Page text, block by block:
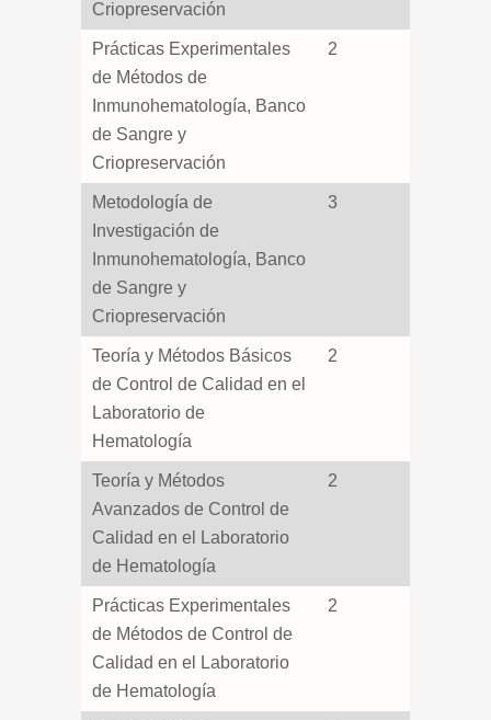
Criopreservación
Prácticas Experimentales
de Métodos de
Inmunohematología, Banco
de Sangre y
Criopreservación
2
Metodología de
Investigación de
Inmunohematología, Banco
de Sangre y
Criopreservación
3
Teoría y Métodos Básicos
de Control de Calidad en el
Laboratorio de
Hematología
2
Teoría y Métodos
Avanzados de Control de
Calidad en el Laboratorio
de Hematología
2
Prácticas Experimentales
de Métodos de Control de
Calidad en el Laboratorio
de Hematología
2